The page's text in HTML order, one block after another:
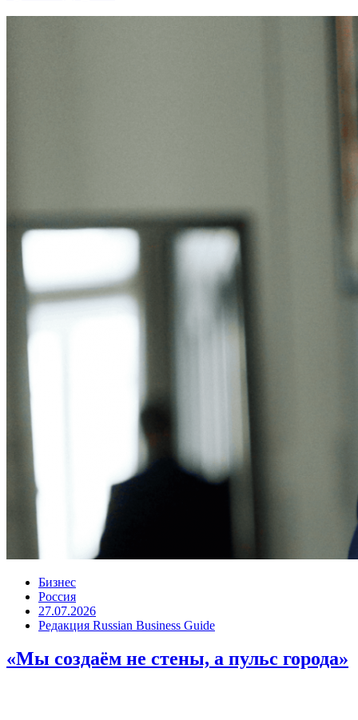
Бизнес
Россия
27.07.2026
Редакция Russian Business Guide
«Мы создаём не стены, а пульс города»